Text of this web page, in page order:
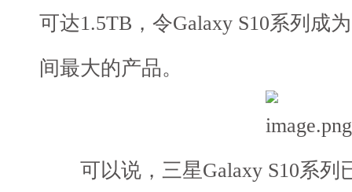
可达1.5TB，令Galaxy S10系列成
间最大的产品。
可以说，三星Galaxy S10系列